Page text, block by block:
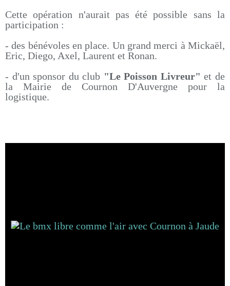
Cette opération n'aurait pas été possible sans la
participation :
- des bénévoles en place. Un grand merci à Mickaël,
Eric, Diego, Axel, Laurent et Ronan.
- d'un sponsor du club "Le Poisson Livreur" et de
la Mairie de Cournon D'Auvergne pour la
logistique.